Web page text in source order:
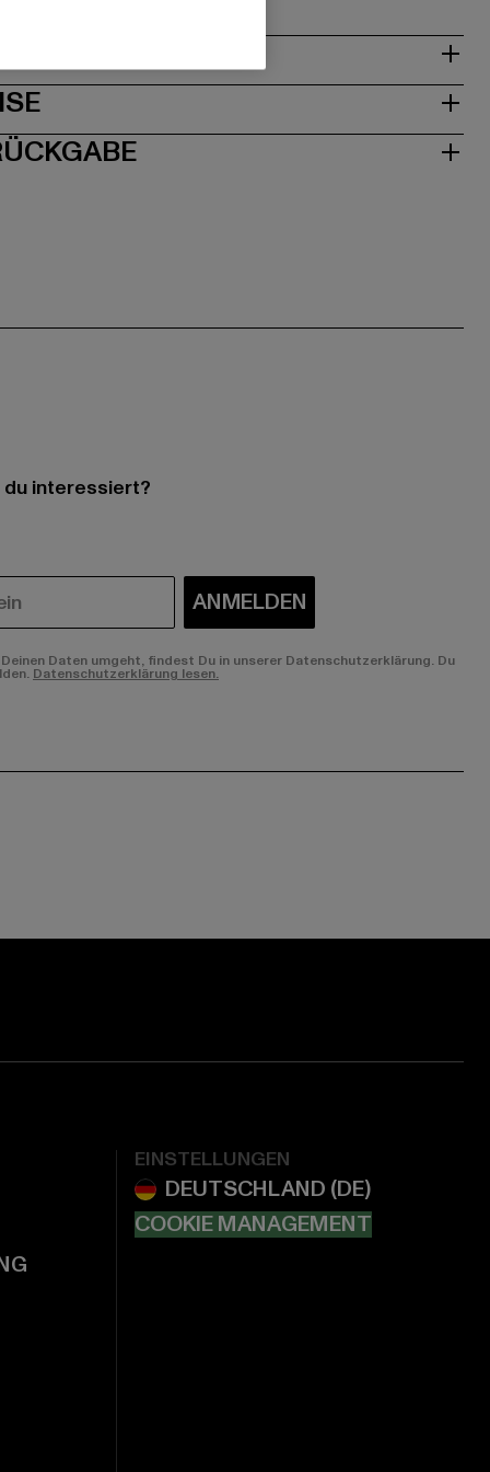
interessiert?
ANMELDEN
Daten umgeht, findest Du in unserer Datenschutzerklärung. Du
Datenschutzerklärung lesen.
EINSTELLUNGEN
COOKIE MANAGEMENT